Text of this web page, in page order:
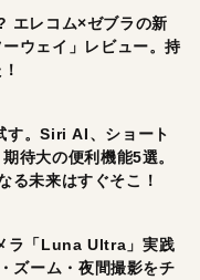
エレコム×ゼブラの新
ウェイ」レビュー。持
す。Siri AI、ショート
待大の便利機能5選。
る未来はすぐそこ！
ラ「Luna Ultra」実践
ズーム・夜間撮影をチ